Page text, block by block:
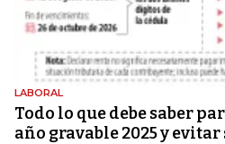
LABORAL
Todo lo que debe saber
año gravable 2025 y